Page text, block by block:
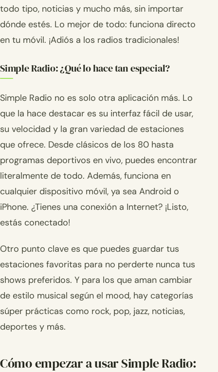
todo tipo, noticias y mucho más, sin importar
dónde estés. Lo mejor de todo: funciona directo
en tu móvil. ¡Adiós a los radios tradicionales!
Simple Radio: ¿Qué lo hace tan especial?
Simple Radio no es solo otra aplicación más. Lo
que la hace destacar es su interfaz fácil de usar,
su velocidad y la gran variedad de estaciones
que ofrece. Desde clásicos de los 80 hasta
programas deportivos en vivo, puedes encontrar
literalmente de todo. Además, funciona en
cualquier dispositivo móvil, ya sea Android o
iPhone. ¿Tienes una conexión a Internet? ¡Listo,
estás conectado!
Otro punto clave es que puedes guardar tus
estaciones favoritas para no perderte nunca tus
shows preferidos. Y para los que aman cambiar
de estilo musical según el mood, hay categorías
súper prácticas como rock, pop, jazz, noticias,
deportes y más.
Cómo empezar a usar Simple Radio: